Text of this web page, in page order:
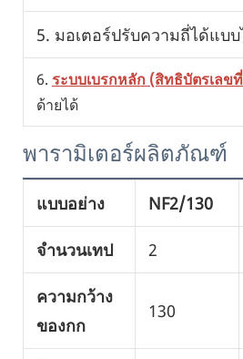
5. มอเตอร์ปรับความถี่ได้แบ
6. ระบบเบรกหลัก (สิทธิบัตรเลข
ด้ายได้
พารามิเตอร์ผลิตภัณฑ์
แบบอย่าง NF2/130
จำนวนเทป 2
ความกว้าง
ของกก
130